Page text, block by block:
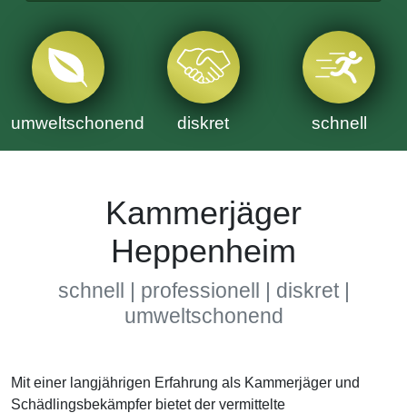
umweltschonend diskret schnell
Kammerjäger
Heppenheim
schnell | professionell | diskret |
umweltschonend
Mit einer langjährigen Erfahrung als Kammerjäger und
Schädlingsbekämpfer bietet der vermittelte